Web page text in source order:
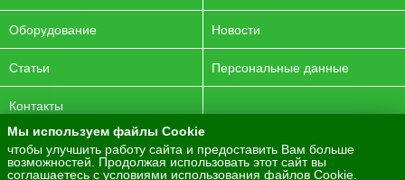
Оборудование Новости
Статьи Персональные данные
Контакты
© 2016-2026 ENERGYAGRO Все права защищены.
Разработка сайта - PurpleLabs
Мы используем файлы Cookie
чтобы улучшить работу сайта и предоставить Вам больше
возможностей. Продолжая использовать этот сайт вы
соглашаетесь с условиями использования файлов Cookie.